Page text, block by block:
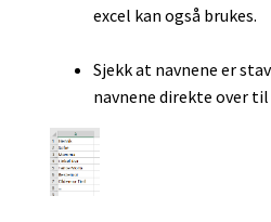
excel kan også brukes.
Sjekk at navnene er
navnene direkte over